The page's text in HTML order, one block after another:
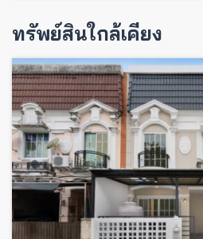
ทรัพย์สินใกล้เคียง